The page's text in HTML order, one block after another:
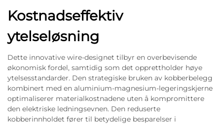
Kostnadseffektiv
ytelseløsning
Dette innovative wire-designet tilbyr en overbevisende
økonomisk fordel, samtidig som det opprettholder høye
ytelsesstandarder. Den strategiske bruken av kobberbelegg
kombinert med en aluminium-magnesium-legeringskjerne
optimaliserer materialkostnadene uten å kompromittere
den elektriske ledningsevnen. Den reduserte
kobberinnholdet fører til betydelige besparelser i